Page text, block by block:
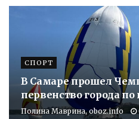
СПОРТ
В Самаре прошел
первенство города
Полина Маврина, oboz.info